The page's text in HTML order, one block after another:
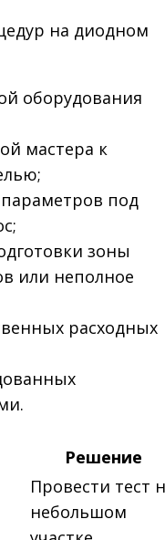
на диодном
оборудования
мастера к
под
зоны
или неполное
расходных
Решение
Провести тест
небольшом